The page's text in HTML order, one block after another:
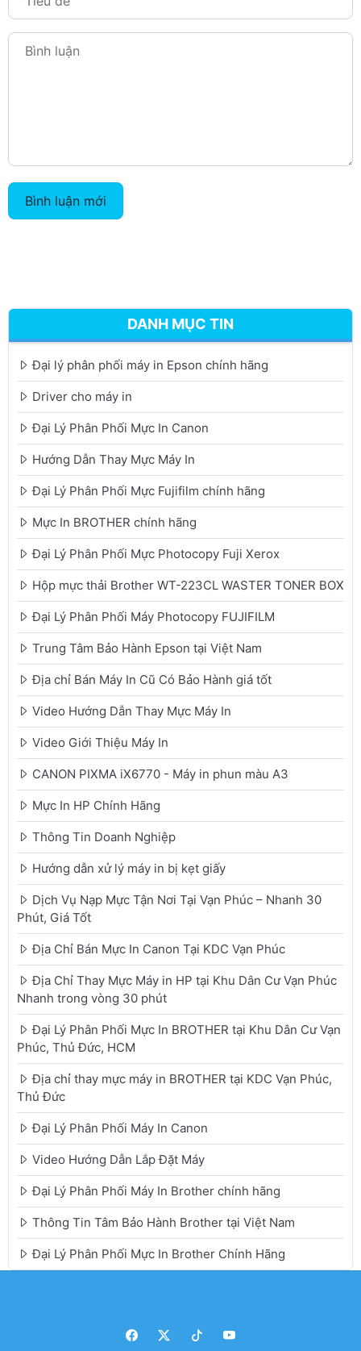
Bình luận mới
DANH MỤC TIN
Đại lý phân phối máy in Epson chính hãng
Driver cho máy in
Đại Lý Phân Phối Mực In Canon
Hướng Dẫn Thay Mực Máy In
Đại Lý Phân Phối Mực Fujifilm chính hãng
Mực In BROTHER chính hãng
Đại Lý Phân Phối Mực Photocopy Fuji Xerox
Hộp mực thải Brother WT-223CL WASTER TONER BOX
Đại Lý Phân Phối Máy Photocopy FUJIFILM
Trung Tâm Bảo Hành Epson tại Việt Nam
Địa chỉ Bán Máy In Cũ Có Bảo Hành giá tốt
Video Hướng Dẫn Thay Mực Máy In
Video Giới Thiệu Máy In
CANON PIXMA iX6770 - Máy in phun màu A3
Mực In HP Chính Hãng
Thông Tin Doanh Nghiệp
Hướng dẫn xử lý máy in bị kẹt giấy
Dịch Vụ Nạp Mực Tận Nơi Tại Vạn Phúc – Nhanh 30
Phút, Giá Tốt
Địa Chỉ Bán Mực In Canon Tại KDC Vạn Phúc
Địa Chỉ Thay Mực Máy in HP tại Khu Dân Cư Vạn Phúc
Nhanh trong vòng 30 phút
Đại Lý Phân Phối Mực In BROTHER tại Khu Dân Cư Vạn
Phúc, Thủ Đức, HCM
Địa chỉ thay mực máy in BROTHER tại KDC Vạn Phúc,
Thủ Đức
Đại Lý Phân Phối Máy In Canon
Video Hướng Dẫn Lắp Đặt Máy
Đại Lý Phân Phối Máy In Brother chính hãng
Thông Tin Tâm Bảo Hành Brother tại Việt Nam
Đại Lý Phân Phối Mực In Brother Chính Hãng